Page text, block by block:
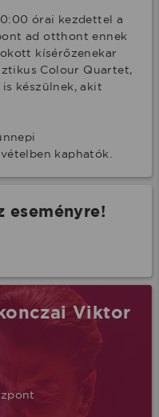
órai kezdettel a
ad otthont ennek
kísérőzenekar
Colour Quartet,
készülnek, akit
kaphatók.
eseményre!
Viktor